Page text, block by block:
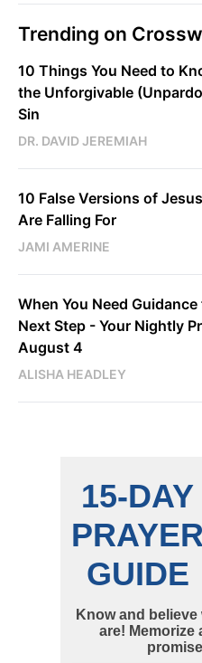
Trending on
10 Things You Need to
the Unforgivable
Sin
DR. DAVID JEREMIAH
10 False Versions of
Are Falling For
JAMI AMERINE
When You Need
Next Step - Your Nightly
August 4
ALISHA HEADLEY